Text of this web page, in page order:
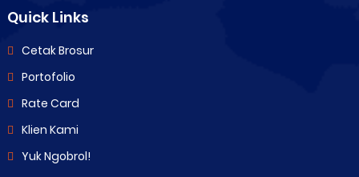
Quick Links
Cetak Brosur
Portofolio
Rate Card
Klien Kami
Yuk Ngobrol!